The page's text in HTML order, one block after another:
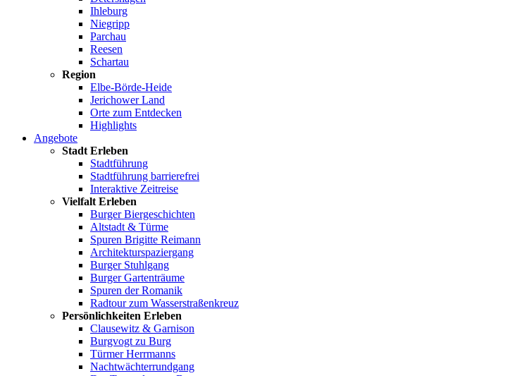
Ihleburg
Niegripp
Parchau
Reesen
Schartau
Region
Elbe-Börde-Heide
Jerichower Land
Orte zum Entdecken
Highlights
Angebote
Stadt Erleben
Stadtführung
Stadtführung barrierefrei
Interaktive Zeitreise
Vielfalt Erleben
Burger Biergeschichten
Altstadt & Türme
Spuren Brigitte Reimann
Architekturspaziergang
Burger Stuhlgang
Burger Gartenträume
Spuren der Romanik
Radtour zum Wasserstraßenkreuz
Persönlichkeiten Erleben
Clausewitz & Garnison
Burgvogt zu Burg
Türmer Herrmanns
Nachtwächterrundgang